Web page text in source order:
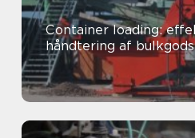
Container loading:
håndtering af bulkgods